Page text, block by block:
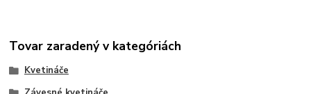
Tovar zaradený v kategóriách
Kvetináče